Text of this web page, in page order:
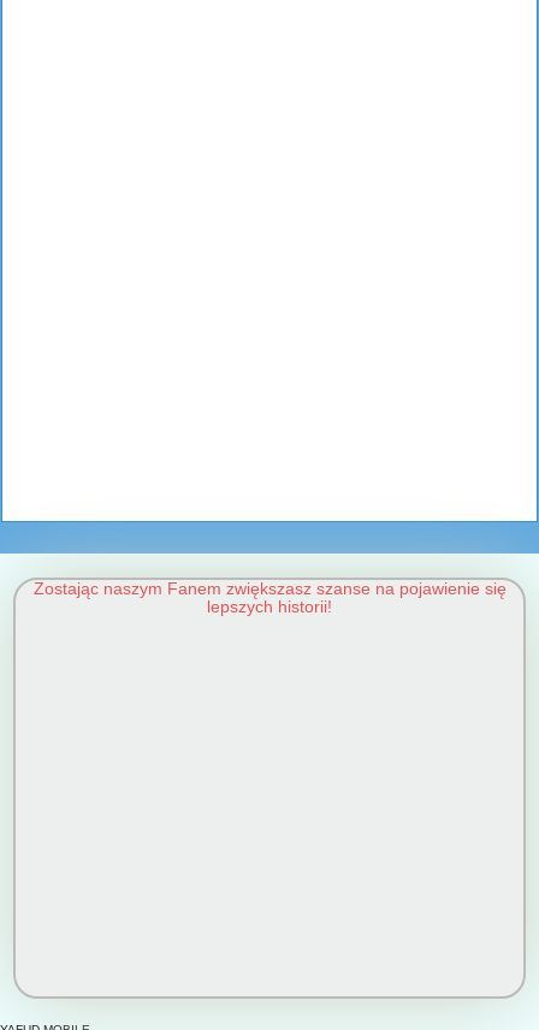
Zostając naszym Fanem zwiększasz szanse na pojawienie się
lepszych historii!